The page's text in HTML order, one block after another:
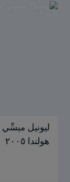
هولندا ٢٠٠٥